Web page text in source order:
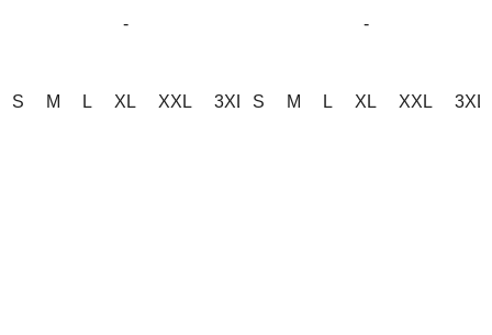
hviezdičiek.
-
S M L XL XXL 3XL 4XL 5XL
hviezdičiek.
-
S M L XL XXL 3XL